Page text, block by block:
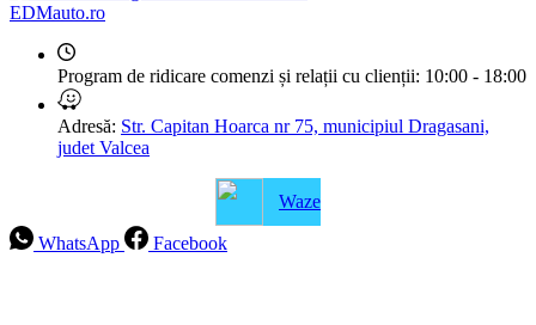
EDMauto.ro
Program de ridicare comenzi și relații cu clienții: 10:00 - 18:00
Adresă: Str. Capitan Hoarca nr 75, municipiul Dragasani,
judet Valcea
Waze
WhatsApp
Facebook